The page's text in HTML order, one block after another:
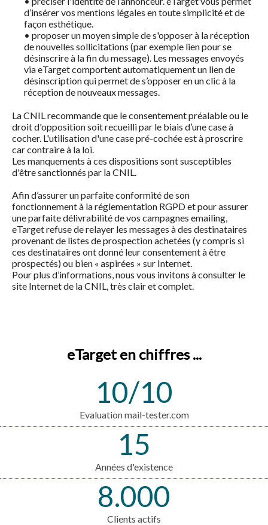
d’insérer vos mentions légales en toute simplicité et de
façon esthétique.
• proposer un moyen simple de s'opposer à la réception
de nouvelles sollicitations (par exemple lien pour se
désinscrire à la fin du message). Les messages envoyés
via eTarget comportent automatiquement un lien de
désinscription qui permet de s’opposer en un clic à la
réception de nouveaux messages.
La CNIL recommande que le consentement préalable ou le
droit d'opposition soit recueilli par le biais d’une case à
cocher. L'utilisation d'une case pré-cochée est à proscrire
car contraire à la loi.
Les manquements à ces dispositions sont susceptibles
d'être sanctionnés par la CNIL.
Afin d’assurer un parfaite conformité de son
fonctionnement à la réglementation RGPD et pour assurer
une parfaite délivrabilité de vos campagnes emailing,
eTarget refuse de relayer les messages à des destinataires
provenant de listes de prospection achetées (y compris si
ces destinataires ont donné leur consentement à être
prospectés) ou bien « aspirées » sur Internet.
Pour plus d’informations, nous vous invitons à consulter le
site Internet de la CNIL, très clair et complet.
eTarget en chiffres ...
10/10
Evaluation mail-tester.com
15
Années d'existence
8.000
Clients actifs